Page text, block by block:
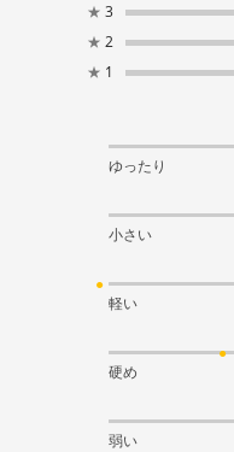
★ 3
★ 2
★ 1
ゆったり
小さい
軽い
硬め
弱い